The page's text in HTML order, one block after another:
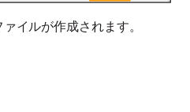
イルが作成されます。